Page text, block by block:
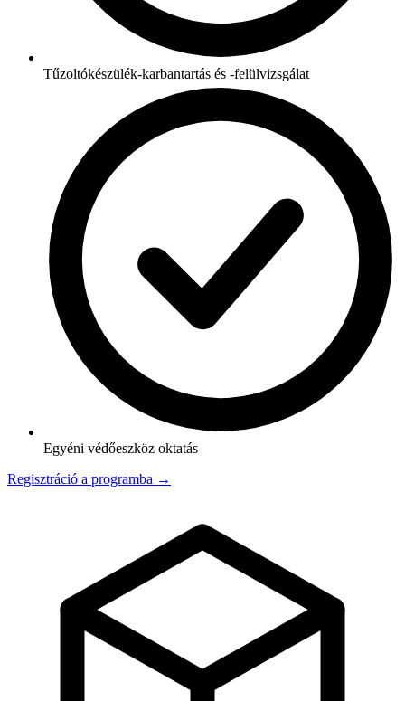
Tűzoltókészülék-karbantartás és -felülvizsgálat
Egyéni védőeszköz oktatás
Regisztráció a programba →